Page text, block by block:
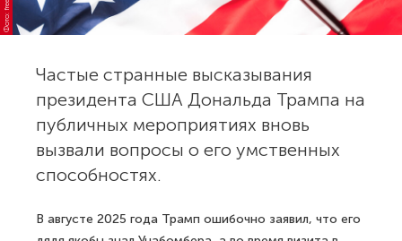
Частые странные высказывания
президента США Дональда Трампа на
публичных мероприятиях вновь
вызвали вопросы о его умственных
способностях.
В августе 2025 года Трамп ошибочно заявил, что его